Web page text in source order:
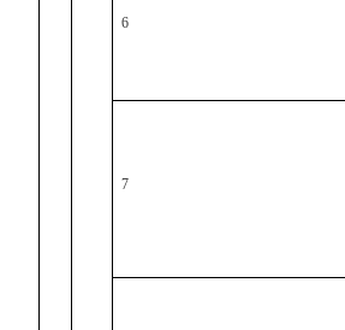
6
7